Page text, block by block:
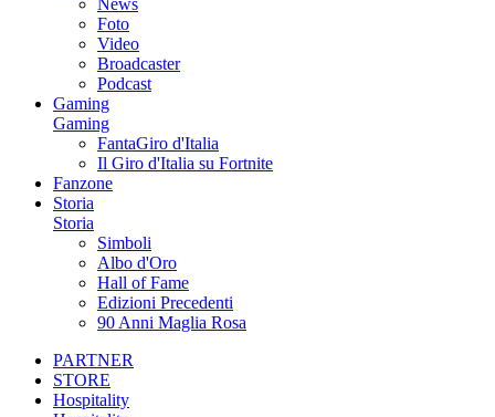
News
Foto
Video
Broadcaster
Podcast
Gaming
Gaming
FantaGiro d'Italia
Il Giro d'Italia su Fortnite
Fanzone
Storia
Storia
Simboli
Albo d'Oro
Hall of Fame
Edizioni Precedenti
90 Anni Maglia Rosa
PARTNER
STORE
Hospitality